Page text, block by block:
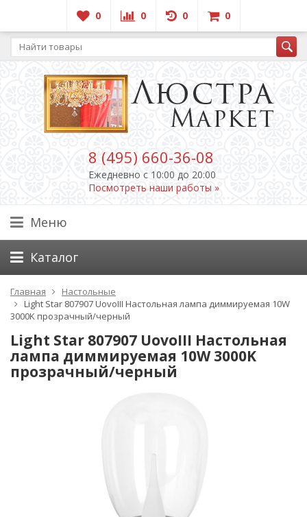
0 0 0 0
8 (495) 660-36-08
Ежедневно c 10:00 до 20:00
Посмотреть наши работы »
Меню
Каталог
Главная
Настольные
Light Star 807907 UovoIII Настольная лампа диммируемая 10W
3000K прозрачный/черный
Light Star 807907 UovoIII Настольная
лампа диммируемая 10W 3000K
прозрачный/черный